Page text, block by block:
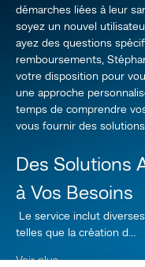
démarches liées à leur
soyez un nouvel
ayez des questions
remboursements,
votre disposition pour
une approche
temps de comprendre
vous fournir des
Des Solutions
à Vos Besoins
telles que la création d…
Voir plus